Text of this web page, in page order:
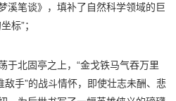
溪笔谈》，填补了自然科学领域的巨
标”；
于北固亭之上，“金戈铁马气吞万里
敌手”的战斗情怀，即使壮志未酬、悲